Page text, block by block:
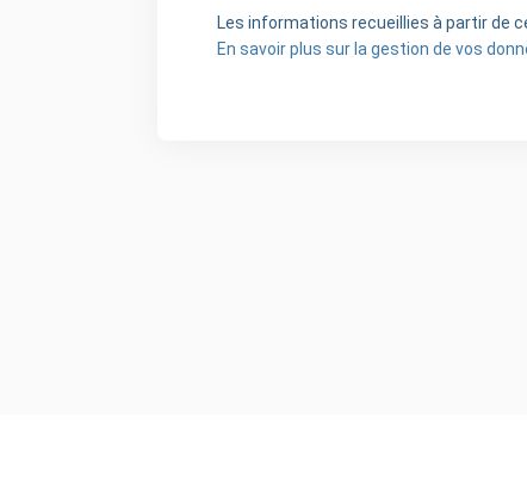
Les informations recueillies à partir de
En savoir plus sur la gestion de vos